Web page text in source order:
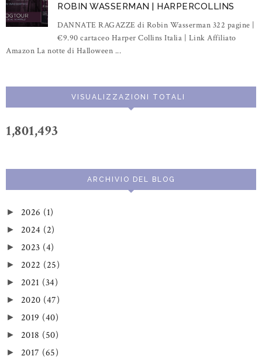
ROBIN WASSERMAN | HARPERCOLLINS
DANNATE RAGAZZE di Robin Wasserman 322 pagine |
€9.90 cartaceo Harper Collins Italia | Link Affiliato
Amazon La notte di Halloween ...
VISUALIZZAZIONI TOTALI
1,801,493
ARCHIVIO DEL BLOG
► 2026 (1)
► 2024 (2)
► 2023 (4)
► 2022 (25)
► 2021 (34)
► 2020 (47)
► 2019 (40)
► 2018 (50)
► 2017 (65)